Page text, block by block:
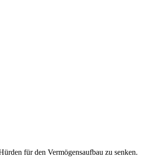
für den Vermögensaufbau zu senken.